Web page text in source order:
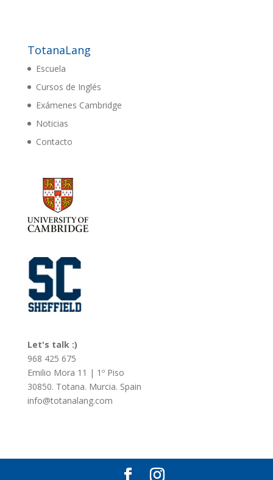
TotanaLang
Escuela
Cursos de Inglés
Exámenes Cambridge
Noticias
Contacto
Let's talk :)
968 425 675
Emilio Mora 11 | 1º Piso
30850. Totana. Murcia. Spain
info@totanalang.com